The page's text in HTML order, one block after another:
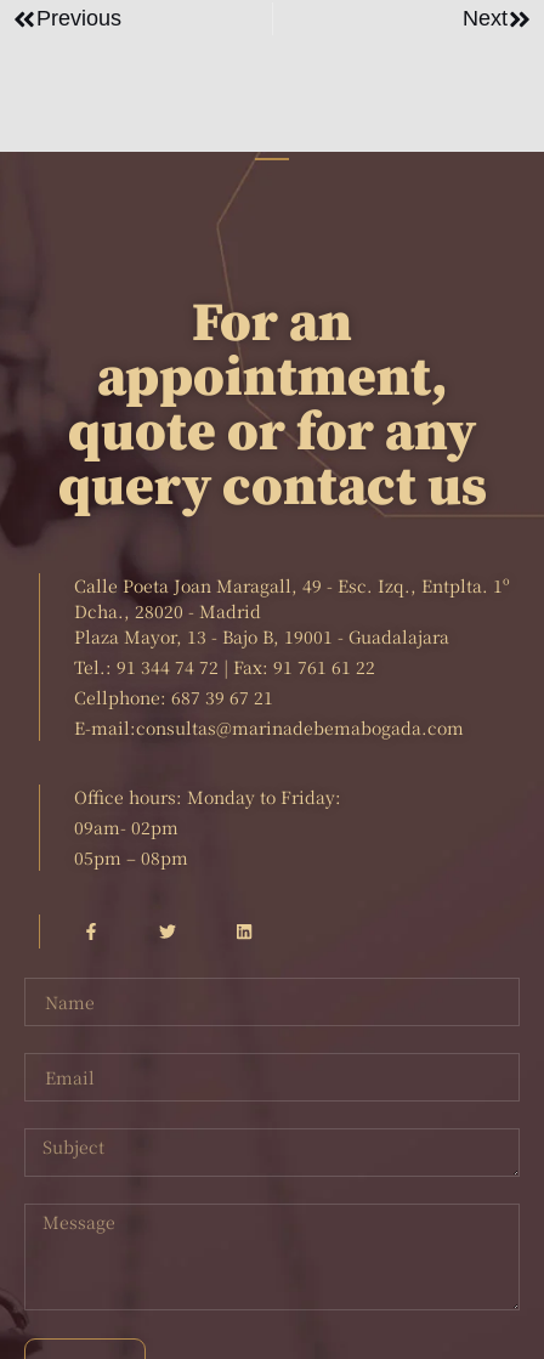
Previous Next
For an
appointment,
quote or for any
query contact us
Calle Poeta Joan Maragall, 49 - Esc. Izq., Entplta. 1º
Dcha., 28020 - Madrid
Plaza Mayor, 13 - Bajo B, 19001 - Guadalajara
Tel.: 91 344 74 72 | Fax: 91 761 61 22
Cellphone: 687 39 67 21
E-mail:consultas@marinadebemabogada.com
Office hours: Monday to Friday:
09am- 02pm
05pm – 08pm